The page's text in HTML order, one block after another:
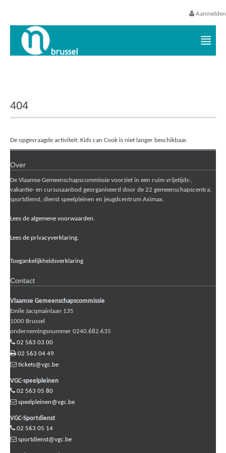
Aanmelden
404
De opgevraagde activiteit: Kids can Cook is niet langer beschikbaar.
Over
De Vlaamse Gemeenschapscommissie voorziet in een ruim vrijetijds-,
vakantie- en cursusaanbod georganiseerd door de 22 gemeenschapscentra,
sportdienst, dienst speelpleinen en jeugdcentrum Aximax.
Lees de algemene voorwaarden.
Lees de privacyverklaring.
Toegankelijkheidsverklaring
Contact
Vlaamse Gemeenschapscommissie
Emile Jacqmainlaan 135
1000 Brussel
ondernemingsnummer 0240.682.635
02 563 03 00
02 563 04 49
tickets@vgc.be
VGC-speelpleinen
02 563 05 80
speelpleinen@vgc.be
VGC-Sportdienst
02 563 05 14
sportdienst@vgc.be